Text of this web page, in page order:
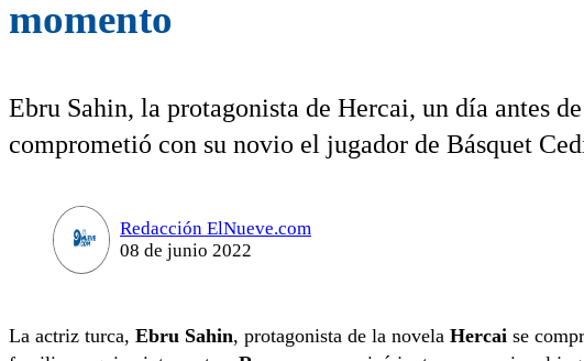
momento
Ebru Sahin, la protagonista de Hercai, un día antes
comprometió con su novio el jugador de Básquet
Redacción ElNueve.com
08 de junio 2022
La actriz turca, Ebru Sahin, protagonista de la novela Hercai se